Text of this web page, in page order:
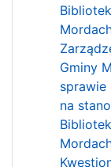
Gminy
sprawie
na